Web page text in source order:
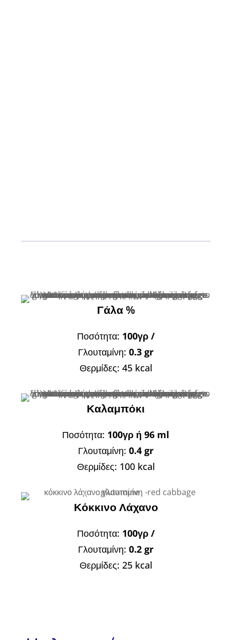
Γάλα %
Ποσότητα: 100γρ /
Γλουταμίνη: 0.3 gr
Θερμίδες: 45 kcal
Καλαμπόκι
Ποσότητα: 100γρ ή 96 ml
Γλουταμίνη: 0.4 gr
Θερμίδες: 100 kcal
Κόκκινο Λάχανο
Ποσότητα: 100γρ /
Γλουταμίνη: 0.2 gr
Θερμίδες: 25 kcal